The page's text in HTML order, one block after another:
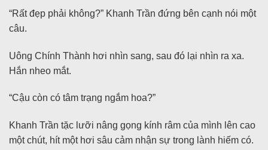
“Rất đẹp phải không?” Khanh Trần đứng bên cạnh nói một
câu.
Uông Chính Thành hơi nhìn sang, sau đó lại nhìn ra xa.
Hắn nheo mắt.
“Cậu còn có tâm trạng ngắm hoa?”
Khanh Trần tặc lưỡi nâng gọng kính râm của mình lên cao
một chút, hít một hơi sâu cảm nhận sự trong lành hiếm có.